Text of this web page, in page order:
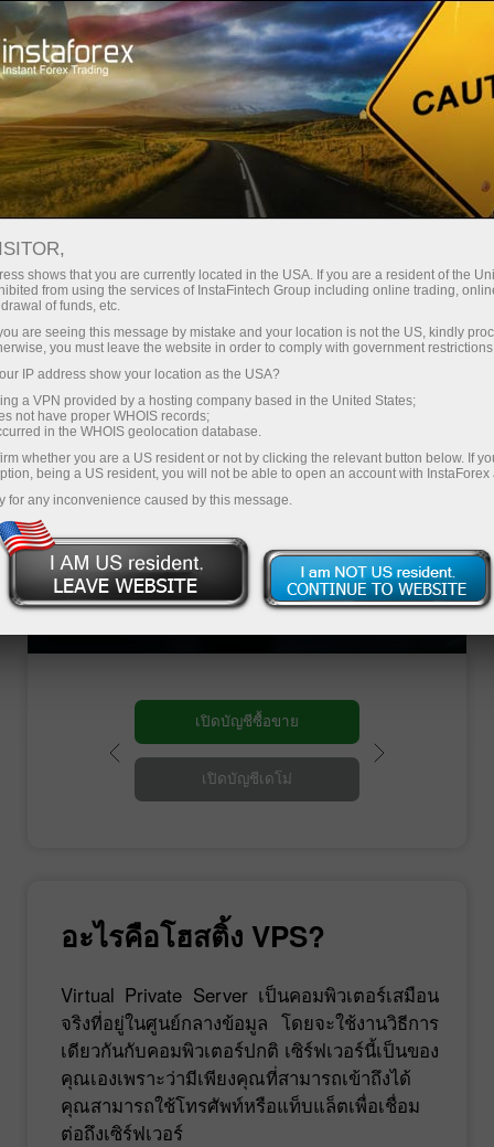
สำหรับเทรดเดอร์ เงื่อนไขการเทรด โฮสติ้ง VPS
โฮสติ้ง Forex VPS -
เซิร์ฟเวอร์เทรดที่รวดเร็ว
และเสถียร
VPS เป็นเครื่องมือที่จะช่วยให้คุณจัดการการซื้อ
ขายในตลาดฟอเร็กซ์ได้อย่างเหมาะสม เซิร์ฟเวอร์
มีพื้นที่จ่ายพลังงานสำรองที่ทำให้สามารถเข้าถึง
ได้และเชื่อถือได้ 24/7 มันได้รับการออกแบบมา
สำหรับเครื่องมือทุกอุปกรณ์ นอกจากนั้นมันมีการ
คุณสามารถซื้อขายในโหมดปกติของคุณได้
เนื่องจากคุณมีความคุ้นชินอยู่แล้วกับหน้าจอการ
ใช้งานแบบ Windows และการใช้งานผ่านทาง
คอมพิวเตอร์
เปิดบัญชีซื้อขาย
เปิดบัญชีเดโม่
อะไรคือโฮสติ้ง VPS?
Virtual Private Server เป็นคอมพิวเตอร์เสมือน
จริงที่อยู่ในศูนย์กลางข้อมูล โดยจะใช้งานวิธีการ
เดียวกันกับคอมพิวเตอร์ปกติ เซิร์ฟเวอร์นี้เป็นของ
คุณเองเพราะว่ามีเพียงคุณที่สามารถเข้าถึงได้
คุณสามารถใช้โทรศัพท์หรือแท็บแล็ตเพื่อเชื่อม
ต่อถึงเซิร์ฟเวอร์
shows that you are currently located in the USA. If you are a resident of the
from using the services of InstaFintech Group including online trading,
of funds, etc.
are seeing this message by mistake and your location is not the US, kindly
you must leave the website in order to comply with government
IP address show your location as the USA?
a VPN provided by a hosting company based in the United States;
not have proper WHOIS records;
in the WHOIS geolocation database.
whether you are a US resident or not by clicking the relevant button below. If
being a US resident, you will not be able to open an account with InstaForex
for any inconvenience caused by this message.